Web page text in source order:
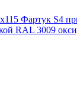
Фартук S4
RAL 3009